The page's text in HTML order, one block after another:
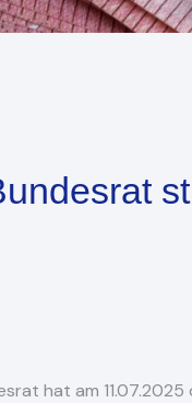
hat am 11.07.2025